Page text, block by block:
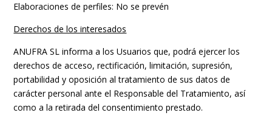
Elaboraciones de perfiles: No se prevén
Derechos de los interesados
ANUFRA SL informa a los Usuarios que, podrá ejercer los
derechos de acceso, rectificación, limitación, supresión,
portabilidad y oposición al tratamiento de sus datos de
carácter personal ante el Responsable del Tratamiento, así
como a la retirada del consentimiento prestado.